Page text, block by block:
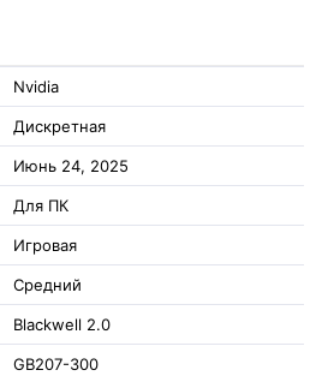
Nvidia
Дискретная
Июнь 24, 2025
Для ПК
Игровая
Средний
Blackwell 2.0
GB207-300